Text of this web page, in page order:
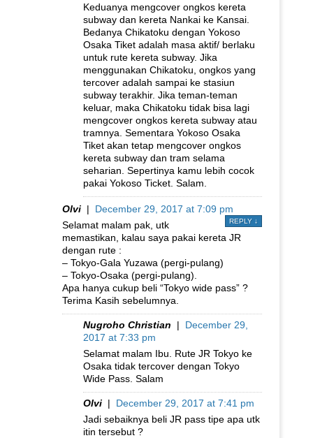
Keduanya mengcover ongkos kereta
subway dan kereta Nankai ke Kansai.
Bedanya Chikatoku dengan Yokoso
Osaka Tiket adalah masa aktif/ berlaku
untuk rute kereta subway. Jika
menggunakan Chikatoku, ongkos yang
tercover adalah sampai ke stasiun
subway terakhir. Jika teman-teman
keluar, maka Chikatoku tidak bisa lagi
mengcover ongkos kereta subway atau
tramnya. Sementara Yokoso Osaka
Tiket akan tetap mengcover ongkos
kereta subway dan tram selama
seharian. Sepertinya kamu lebih cocok
pakai Yokoso Ticket. Salam.
Olvi | December 29, 2017 at 7:09 pm
REPLY ↓
Selamat malam pak, utk
memastikan, kalau saya pakai kereta JR
dengan rute :
– Tokyo-Gala Yuzawa (pergi-pulang)
– Tokyo-Osaka (pergi-pulang).
Apa hanya cukup beli “Tokyo wide pass” ?
Terima Kasih sebelumnya.
Nugroho Christian | December 29,
2017 at 7:33 pm
Selamat malam Ibu. Rute JR Tokyo ke
Osaka tidak tercover dengan Tokyo
Wide Pass. Salam
Olvi | December 29, 2017 at 7:41 pm
Jadi sebaiknya beli JR pass tipe apa utk
itin tersebut ?